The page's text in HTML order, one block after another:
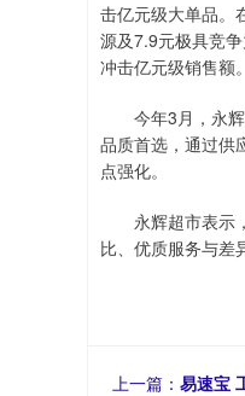
击亿元级大单品。
源及7.9元极具竞
冲击亿元级销售额。
今年3月，永辉
品质首选，通过供
点强化。
永辉超市表示，
比、优质服务与差
上一篇： 易速宝